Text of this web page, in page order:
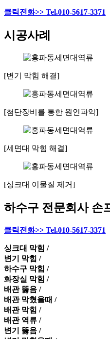
클릭전화>> Tel.010-5617-3371
시공사례
[변기 막힘 해결]
[첨단장비를 통한 원인파악]
[세면대 막힘 해결]
[싱크대 이물질 제거]
하수구 전문회사 손
클릭전화>> Tel.010-5617-3371
싱크대 막힘 /
변기 막힘 /
하수구 막힘 /
화장실 막힘 /
배관 뚫음 /
배관 막혔을때 /
배관 막힘 /
배관 역류 /
변기 뚫음 /